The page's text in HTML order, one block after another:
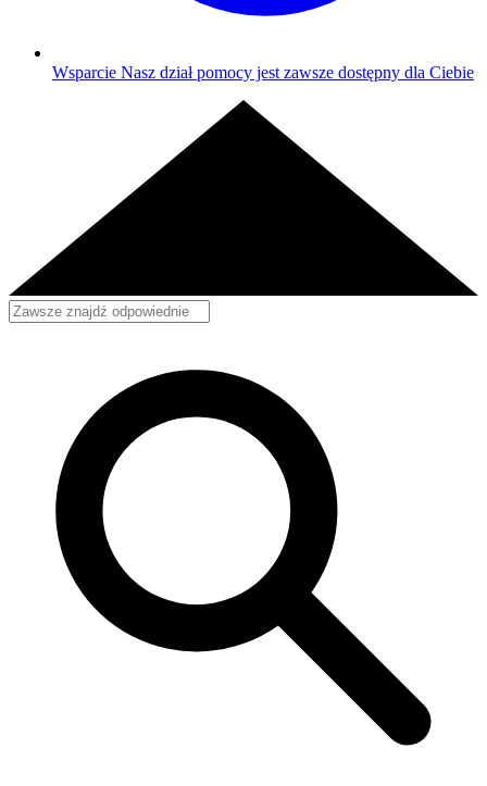
Wsparcie Nasz dział pomocy jest zawsze dostępny dla Ciebie